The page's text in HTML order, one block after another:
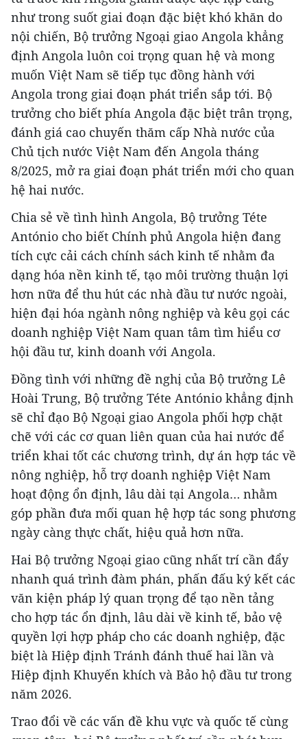
như trong suốt giai đoạn đặc biệt khó khăn do
nội chiến, Bộ trưởng Ngoại giao Angola khẳng
định Angola luôn coi trọng quan hệ và mong
muốn Việt Nam sẽ tiếp tục đồng hành với
Angola trong giai đoạn phát triển sắp tới. Bộ
trưởng cho biết phía Angola đặc biệt trân trọng,
đánh giá cao chuyến thăm cấp Nhà nước của
Chủ tịch nước Việt Nam đến Angola tháng
8/2025, mở ra giai đoạn phát triển mới cho quan
hệ hai nước.
Chia sẻ về tình hình Angola, Bộ trưởng Téte
António cho biết Chính phủ Angola hiện đang
tích cực cải cách chính sách kinh tế nhằm đa
dạng hóa nền kinh tế, tạo môi trường thuận lợi
hơn nữa để thu hút các nhà đầu tư nước ngoài,
hiện đại hóa ngành nông nghiệp và kêu gọi các
doanh nghiệp Việt Nam quan tâm tìm hiểu cơ
hội đầu tư, kinh doanh với Angola.
Đồng tình với những đề nghị của Bộ trưởng Lê
Hoài Trung, Bộ trưởng Téte António khẳng định
sẽ chỉ đạo Bộ Ngoại giao Angola phối hợp chặt
chẽ với các cơ quan liên quan của hai nước để
triển khai tốt các chương trình, dự án hợp tác về
nông nghiệp, hỗ trợ doanh nghiệp Việt Nam
hoạt động ổn định, lâu dài tại Angola… nhằm
góp phần đưa mối quan hệ hợp tác song phương
ngày càng thực chất, hiệu quả hơn nữa.
Hai Bộ trưởng Ngoại giao cũng nhất trí cần đẩy
nhanh quá trình đàm phán, phấn đấu ký kết các
văn kiện pháp lý quan trọng để tạo nền tảng
cho hợp tác ổn định, lâu dài về kinh tế, bảo vệ
quyền lợi hợp pháp cho các doanh nghiệp, đặc
biệt là Hiệp định Tránh đánh thuế hai lần và
Hiệp định Khuyến khích và Bảo hộ đầu tư trong
năm 2026.
Trao đổi về các vấn đề khu vực và quốc tế cùng